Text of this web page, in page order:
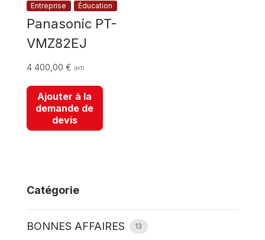
Catégorie
BONNES AFFAIRES 13
Entreprise Éducation
Panasonic PT-
VMZ82EJ
4 400,00 € (HT)
Ajouter à la
demande de
devis